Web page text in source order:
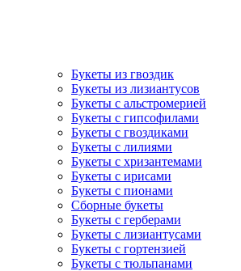
Букеты из гвоздик
Букеты из лизиантусов
Букеты с альстромерией
Букеты с гипсофилами
Букеты с гвоздиками
Букеты с лилиями
Букеты с хризантемами
Букеты с ирисами
Букеты с пионами
Сборные букеты
Букеты с герберами
Букеты с лизиантусами
Букеты с гортензией
Букеты с тюльпанами